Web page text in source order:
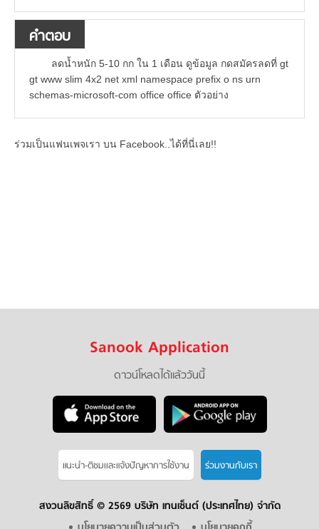
คำตอบ
ลดน้ำหนัก 5-10 กก ใน 1 เดือน ดูข้อมูล กดสมัครลดที่ gt
gt www slim 4x2 net xml namespace prefix o ns urn
schemas-microsoft-com office office ตัวอย่าง
ร่วมเป็นแฟนเพจเรา บน Facebook..ได้ที่นี่เลย!!
Sanook Application
ดาวน์โหลดได้แล้ววันนี้
แนะนำ-ติชมเเละแจ้งปัญหาการใช้งาน ร่วมงานกับเรา
สงวนลิขสิทธิ์ © 2569 บริษัท เทนเซ็นต์ (ประเทศไทย) จำกัด